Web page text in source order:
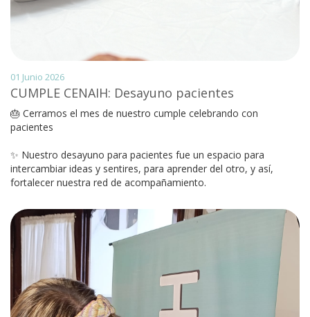
01 Junio 2026
CUMPLE CENAIH: Desayuno pacientes
🎂 Cerramos el mes de nuestro cumple celebrando con
pacientes
✨ Nuestro desayuno para pacientes fue un espacio para
intercambiar ideas y sentires, para aprender del otro, y así,
fortalecer nuestra red de acompañamiento.